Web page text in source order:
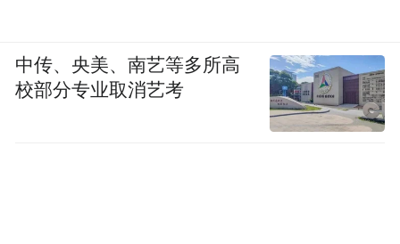
中传、央美、南艺等多所高
校部分专业取消艺考